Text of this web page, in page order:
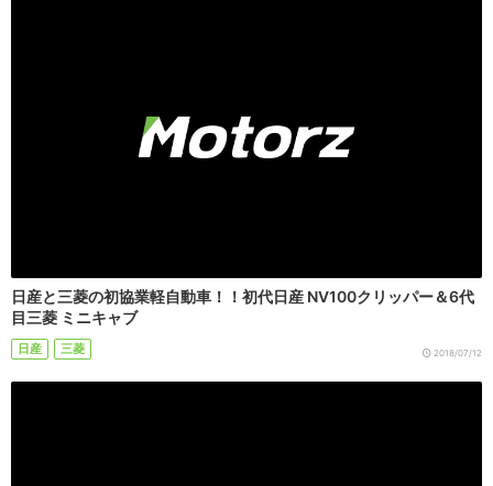
日産と三菱の初協業軽自動車！！初代日産 NV100クリッパー＆6代
目三菱 ミニキャブ
日産 三菱 2018/07/12